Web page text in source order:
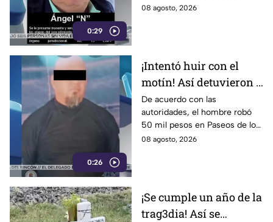
0:29
Ayotzinapa
08 agosto, 2026
0:26
¡Intentó huir con el
motín! Así detuvieron a
un presunto
responsable de asaltar
a su víctima en León
De acuerdo con las
autoridades, el hombre robó
50 mil pesos en Paseos de los
Insurgentes
08 agosto, 2026
¡Se cumple un año de la
trag3dia! Así se